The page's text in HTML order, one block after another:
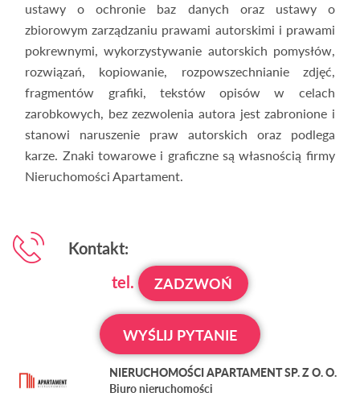
ustawy o ochronie baz danych oraz ustawy o
zbiorowym zarządzaniu prawami autorskimi i prawami
pokrewnymi, wykorzystywanie autorskich pomysłów,
rozwiązań, kopiowanie, rozpowszechnianie zdjęć,
fragmentów grafiki, tekstów opisów w celach
zarobkowych, bez zezwolenia autora jest zabronione i
stanowi naruszenie praw autorskich oraz podlega
karze. Znaki towarowe i graficzne są własnością firmy
Nieruchomości Apartament.
Kontakt:
tel.
ZADZWOŃ
WYŚLIJ PYTANIE
NIERUCHOMOŚCI APARTAMENT SP. Z O. O.
Biuro nieruchomości